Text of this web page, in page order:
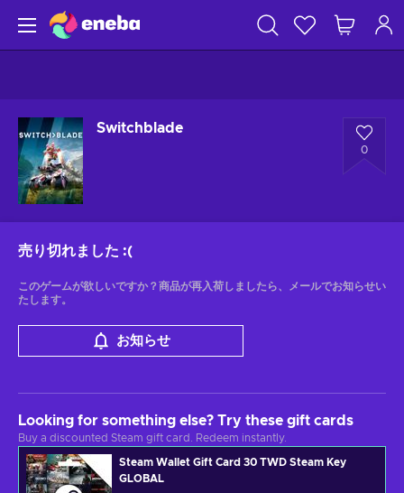
Switchblade
0
売り切れました :(
このゲームが欲しいですか？商品が再入荷しましたら、メールでお知らせい
たします。
お知らせ
Looking for something else? Try these gift cards
Buy a discounted Steam gift card. Redeem instantly.
Steam Wallet Gift Card 30 TWD Steam Key
GLOBAL